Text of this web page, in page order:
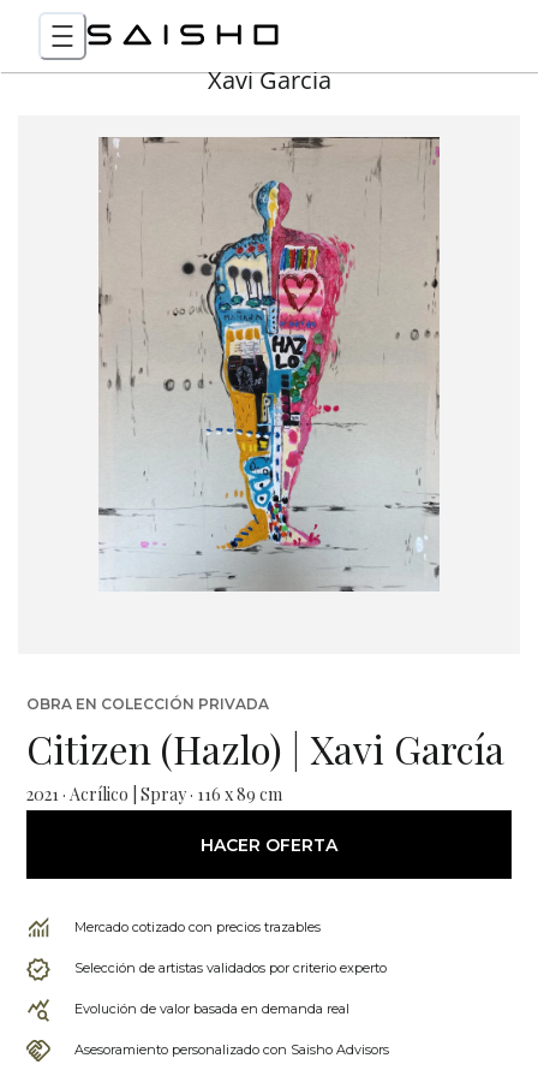
Xavi Garcia
OBRA EN COLECCIÓN PRIVADA
Citizen (Hazlo) | Xavi García
2021 · Acrílico | Spray · 116 x 89 cm
HACER OFERTA
Mercado cotizado con precios trazables
Selección de artistas validados por criterio experto
Evolución de valor basada en demanda real
Asesoramiento personalizado con Saisho Advisors